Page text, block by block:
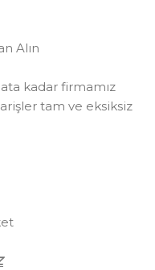
Alın
kadar firmamız
tam ve eksiksiz